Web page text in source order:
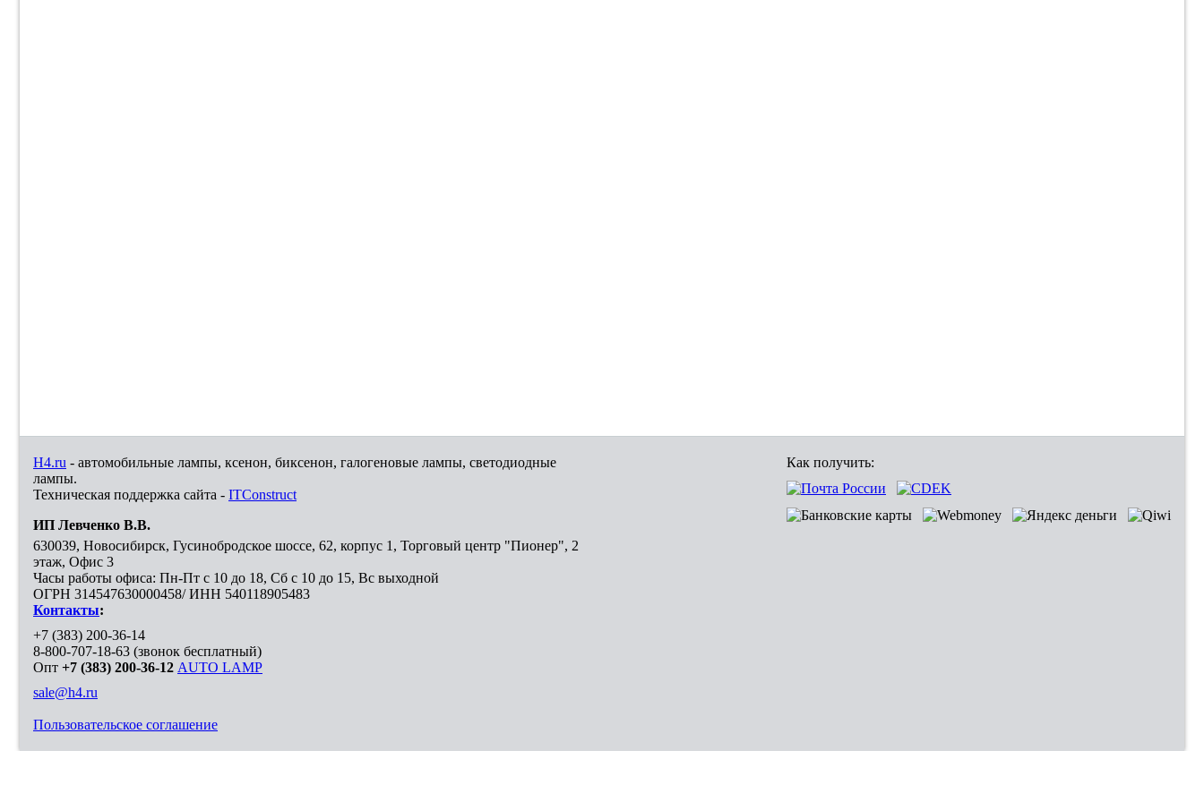
H4.ru - автомобильные лампы, ксенон, биксенон, галогеновые лампы, светодиодные
лампы.
Техническая поддержка сайта - ITConstruct
ИП Левченко В.В.
630039, Новосибирск, Гусинобродское шоссе, 62, корпус 1, Торговый центр "Пионер", 2
этаж, Офис 3
Часы работы офиса: Пн-Пт с 10 до 18, Сб с 10 до 15, Вс выходной
ОГРН 314547630000458/ ИНН 540118905483
Контакты:
+7 (383) 200-36-14
8-800-707-18-63 (звонок бесплатный)
Опт +7 (383) 200-36-12 AUTO LAMP
sale@h4.ru
Пользовательское соглашение
Как получить: